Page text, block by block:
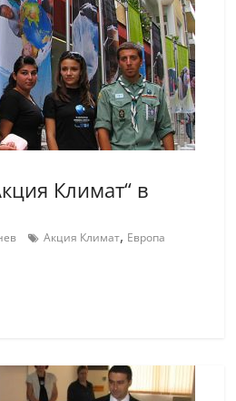
Климат“ в
Акция Климат, Европа